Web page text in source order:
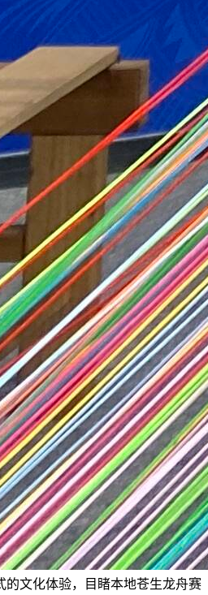
的文化体验，目睹本地苍生龙舟赛